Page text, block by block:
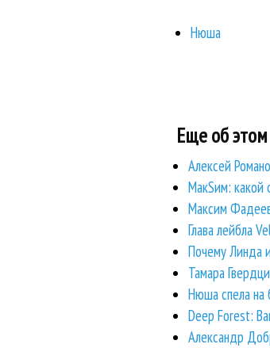
Нюша
Еще об этом
Алексей
МакSим: какой
Максим
Глава лейбла
Почему Линда
Тамара
Нюша спела на
Deep Forest:
Александр